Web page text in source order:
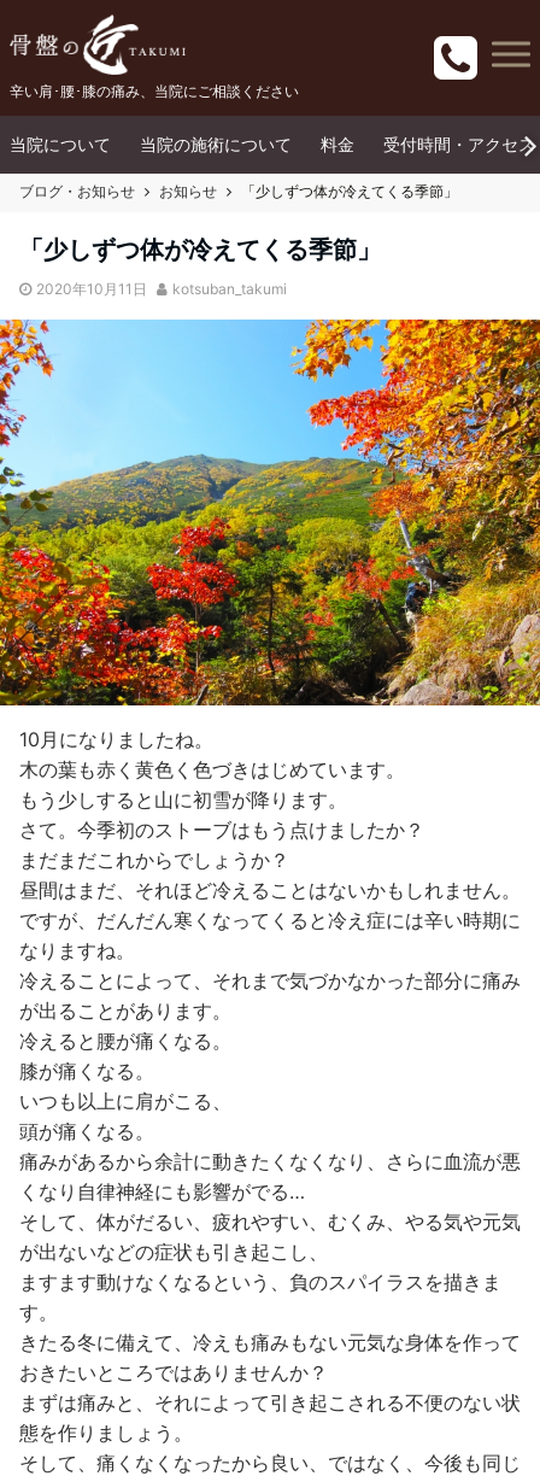
辛い肩･腰･膝の痛み、当院にご相談ください
当院について 当院の施術について 料金 受付時間・アクセス
ブログ・お知らせ お知らせ 「少しずつ体が冷えてくる季節」
「少しずつ体が冷えてくる季節」
2020年10月11日 kotsuban_takumi
10月になりましたね。
木の葉も赤く黄色く色づきはじめています。
もう少しすると山に初雪が降ります。
さて。今季初のストーブはもう点けましたか？
まだまだこれからでしょうか？
昼間はまだ、それほど冷えることはないかもしれません。
ですが、だんだん寒くなってくると冷え症には辛い時期に
なりますね。
冷えることによって、それまで気づかなかった部分に痛み
が出ることがあります。
冷えると腰が痛くなる。
膝が痛くなる。
いつも以上に肩がこる、
頭が痛くなる。
痛みがあるから余計に動きたくなくなり、さらに血流が悪
くなり自律神経にも影響がでる…
そして、体がだるい、疲れやすい、むくみ、やる気や元気
が出ないなどの症状も引き起こし、
ますます動けなくなるという、負のスパイラスを描きま
す。
きたる冬に備えて、冷えも痛みもない元気な身体を作って
おきたいところではありませんか？
まずは痛みと、それによって引き起こされる不便のない状
態を作りましょう。
そして、痛くなくなったから良い、ではなく、今後も同じ